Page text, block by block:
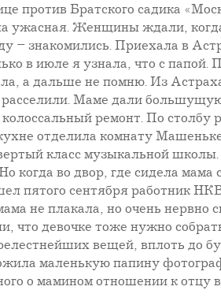
против Братского садика
ужасная. Женщины ждали,
– знакомились. Приехала в
в июле я узнала, что с папой.
а дальше не помню. Из
Маме дали
ремонт. По столбу
отделила комнату
класс музыкальной
во двор, где сидела мама
пятого сентября работник
не плакала, но очень нервно
что девочке тоже нужно
вещей, вплоть до
маленькую папину
о мамином отношении к отцу